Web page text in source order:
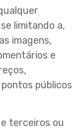
limitando a,
imagens,
e
públicos
terceiros ou